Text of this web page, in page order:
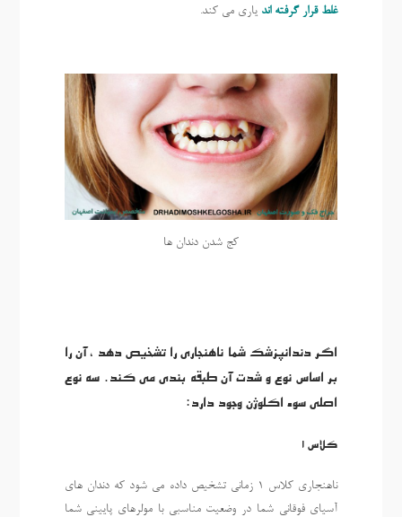
غلط قرار گرفته اند یاری می کند.
کج شدن دندان ها
اگر دندانپزشک شما ناهنجاری را تشخیص دهد ، آن را
بر اساس نوع و شدت آن طبقه بندی می کند. سه نوع
اصلی سوء اکلوژن وجود دارد:
کلاس 1
ناهنجاری کلاس 1 زمانی تشخیص داده می شود که دندان های
آسیای فوقانی شما در وضعیت مناسبی با مولرهای پایینی شما